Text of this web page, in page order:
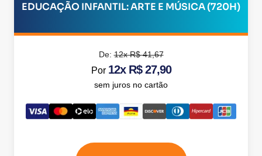
EDUCAÇÃO INFANTIL: ARTE E MÚSICA (720H)
De:12x R$ 41,67
Por 12x R$ 27,90
sem juros no cartão